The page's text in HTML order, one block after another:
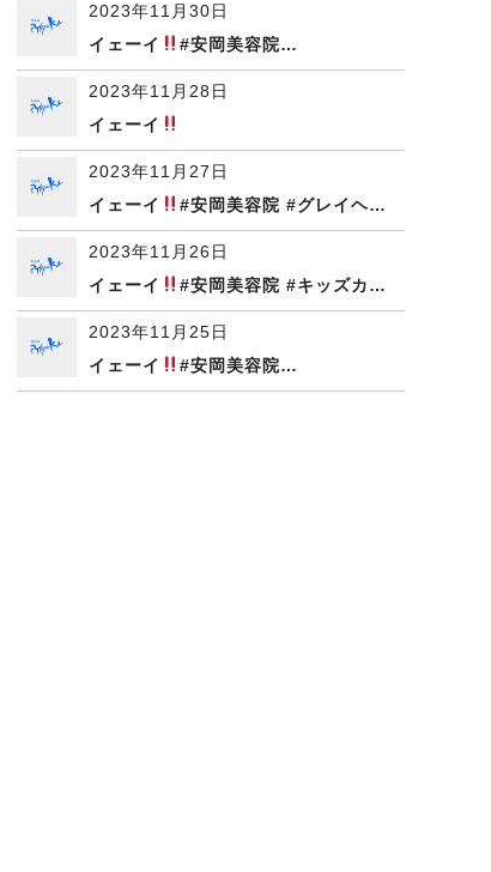
2023年11月30日
イェーイ
#安岡美容院…
2023年11月28日
イェーイ
2023年11月27日
イェーイ
#安岡美容院 #グレイヘ…
2023年11月26日
イェーイ
#安岡美容院 #キッズカ…
2023年11月25日
イェーイ
#安岡美容院…